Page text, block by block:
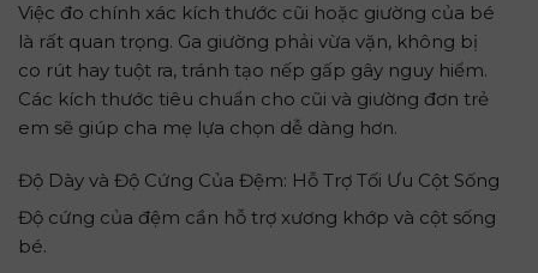
Việc đo chính xác kích thước cũi hoặc giường của bé
là rất quan trọng. Ga giường phải vừa vặn, không bị
co rút hay tuột ra, tránh tạo nếp gấp gây nguy hiểm.
Các kích thước tiêu chuẩn cho cũi và giường đơn trẻ
em sẽ giúp cha mẹ lựa chọn dễ dàng hơn.
Độ Dày và Độ Cứng Của Đệm: Hỗ Trợ Tối Ưu Cột Sống
Độ cứng của đệm cần hỗ trợ xương khớp và cột sống
bé.